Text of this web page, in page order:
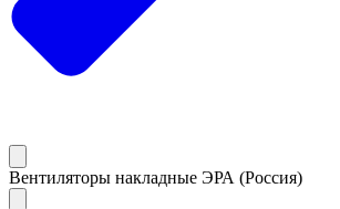
Вентиляторы накладные ЭРА (Россия)